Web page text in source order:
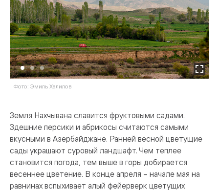
Фото: Эмиль Халилов
Земля Нахчывана славится фруктовыми садами.
Здешние персики и абрикосы считаются самыми
вкусными в Азербайджане. Ранней весной цветущие
сады украшают суровый ландшафт. Чем теплее
становится погода, тем выше в горы добирается
весеннее цветение. В конце апреля – начале мая на
равнинах вспыхивает алый фейерверк цветущих